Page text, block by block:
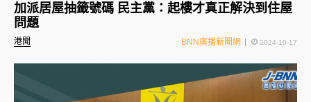
港聞
加派居屋抽籤號碼 民主黨：起樓才真正解決到住屋
問題
BNN廣播新聞網 2024-10-17